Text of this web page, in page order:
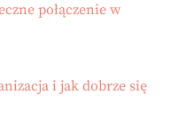
połączenie w
i jak dobrze się